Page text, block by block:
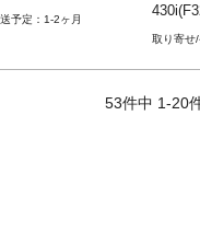
ーズ (F87) M2クーペ
1-2ヶ月
53件中 1-20